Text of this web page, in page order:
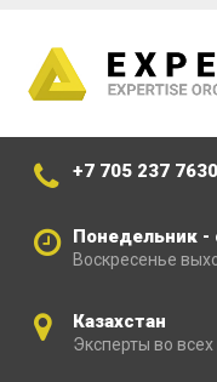
+7 705 237 7630
Понедельник -
Воскресенье
Казахстан
Эксперты во